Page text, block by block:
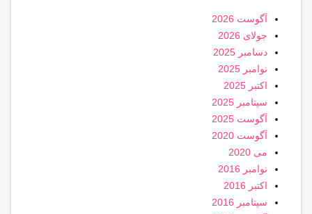
آگوست 2026
جولای 2026
دسامبر 2025
نوامبر 2025
اکتبر 2025
سپتامبر 2025
آگوست 2025
آگوست 2020
می 2020
نوامبر 2016
اکتبر 2016
سپتامبر 2016